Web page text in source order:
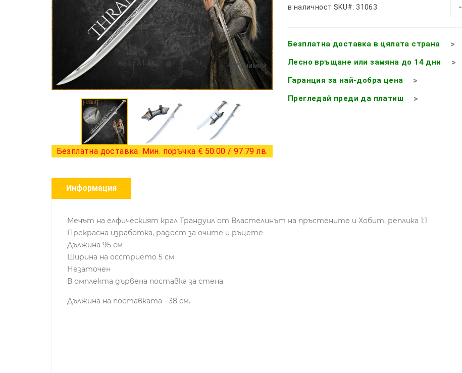
+ 2 снимки
Безплатна доставка. Мин. поръчка € 50.00 / 97.79 лв.
в наличност SKU#: 31063 -
Безплатна доставка в цялата страна
Лесно връщане или замяна до 14 дни
Гаранция за най-добра цена
Прегледай преди да платиш
Информация
Мечът на елфическият крал Трандуил от Властелинът на пръстените и Хобит, реплика 1:1
Прекрасна изработка, радост за очите и ръцете
Дължина 95 см
Ширина на осстрието 5 см
Незаточен
В омплекта дървена поставка за стена
Дължина на поставката - 38 см.